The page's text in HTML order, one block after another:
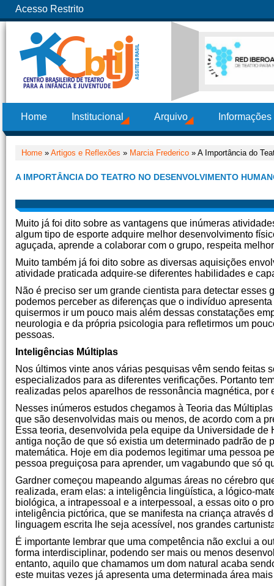
Acesso Restrito
Home Institucional Arquivo
Home » Artigos e Reflexões » Marcia Frederico » A Importância do
A IMPORTÂNCIA DO TEATRO NO DESENVOLVIMENTO
Muito já foi dito sobre as vantagens que inúmeras
algum tipo de esporte adquire melhor desenvolvimento
aguçada, aprende a colaborar com o grupo, respeita
Muito também já foi dito sobre as diversas aquisições
atividade praticada adquire-se diferentes habilidades e
Não é preciso ser um grande cientista para detectar
podemos perceber as diferenças que o indivíduo
quisermos ir um pouco mais além dessas constatações
neurologia e da própria psicologia para refletirmos um
pessoas.
Inteligências Múltiplas
Nos últimos vinte anos várias pesquisas vêm sendo feitas
especializados para as diferentes verificações. Portanto
realizadas pelos aparelhos de ressonância magnética, por
Nesses inúmeros estudos chegamos à Teoria das
que são desenvolvidas mais ou menos, de acordo com a
Essa teoria, desenvolvida pela equipe da Universidade
antiga noção de que só existia um determinado padrão
matemática. Hoje em dia podemos legitimar uma pessoa
pessoa preguiçosa para aprender, um vagabundo que só
Gardner começou mapeando algumas áreas no cérebro
realizada, eram elas: a inteligência lingüística, a lógico-
biológica, a intrapessoal e a interpessoal, a essas oito o
inteligência pictórica, que se manifesta na criança através
linguagem escrita lhe seja acessível, nos grandes
É importante lembrar que uma competência não exclui a
forma interdisciplinar, podendo ser mais ou menos
entanto, aquilo que chamamos um dom natural acaba
este muitas vezes já apresenta uma determinada área